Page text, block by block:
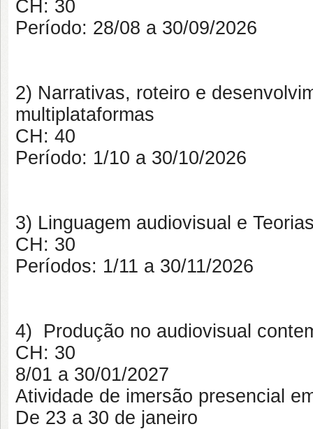
CH: 30
Período: 28/08 a 30/09/2026
2) Narrativas, roteiro e
multiplataformas
CH: 40
Período: 1/10 a 30/10/2026
3) Linguagem audiovisual e
CH: 30
Períodos: 1/11 a 30/11/2026
4) Produção no audiovisual
CH: 30
8/01 a 30/01/2027
Atividade de imersão presencial
De 23 a 30 de janeiro